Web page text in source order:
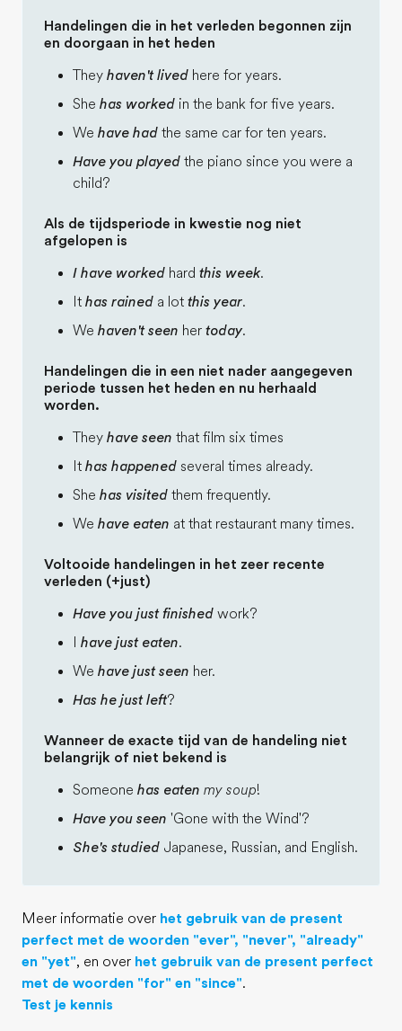
Handelingen die in het verleden begonnen zijn
en doorgaan in het heden
They haven't lived here for years.
She has worked in the bank for five years.
We have had the same car for ten years.
Have you played the piano since you were a
child?
Als de tijdsperiode in kwestie nog niet
afgelopen is
I have worked hard this week.
It has rained a lot this year.
We haven't seen her today.
Handelingen die in een niet nader aangegeven
periode tussen het heden en nu herhaald
worden.
They have seen that film six times
It has happened several times already.
She has visited them frequently.
We have eaten at that restaurant many times.
Voltooide handelingen in het zeer recente
verleden (+just)
Have you just finished work?
have just eaten.
We have just seen her.
Has he just left?
Wanneer de exacte tijd van de handeling niet
belangrijk of niet bekend is
Someone has eaten my soup!
Have you seen 'Gone with the Wind'?
She's studied Japanese, Russian, and English.
Meer informatie over het gebruik van de present
perfect met de woorden "ever", "never", "already"
en "yet", en over het gebruik van de present perfect
met de woorden "for" en "since".
Test je kennis